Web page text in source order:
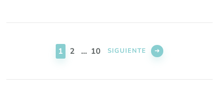
PÁGINA
1 PÁGINA
2 … PÁGINA
10 SIGUIENTE